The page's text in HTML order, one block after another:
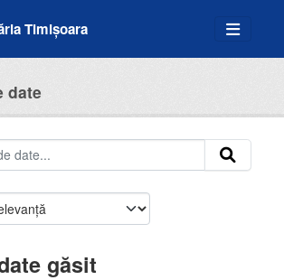
Timișoara
date
găsit